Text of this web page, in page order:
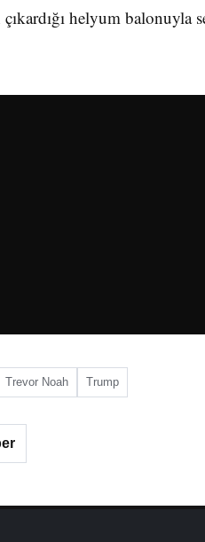
çıkardığı helyum
Trevor Noah Trump